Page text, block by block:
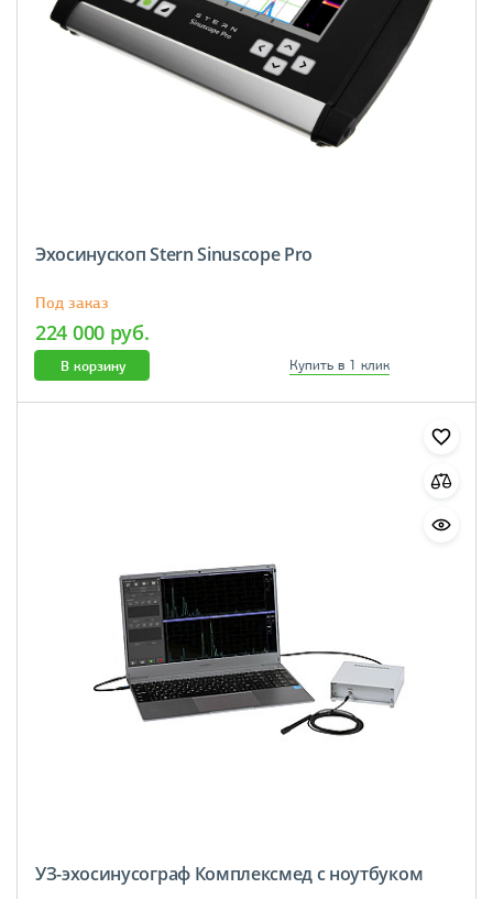
Эхосинускоп Stern Sinuscope Pro
Под заказ
224 000 руб.
В корзину Купить в 1 клик
УЗ-эхосинусограф Комплексмед с ноутбуком